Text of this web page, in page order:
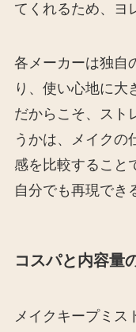
てくれるため、ヨ
各メーカーは独自
り、使い心地に大
だからこそ、スト
うかは、メイクの
感を比較すること
自分でも再現でき
コスパと内容量
メイクキープミス